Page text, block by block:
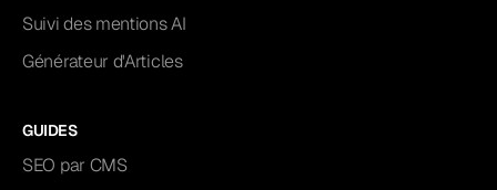
Suivi des mentions AI
Générateur d'Articles
GUIDES
SEO par CMS